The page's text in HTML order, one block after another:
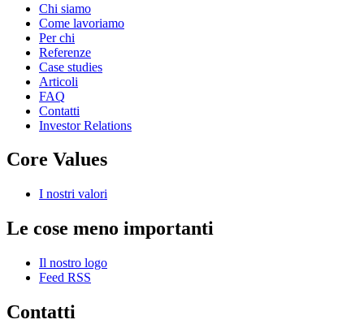
Chi siamo
Come lavoriamo
Per chi
Referenze
Case studies
Articoli
FAQ
Contatti
Investor Relations
Core Values
I nostri valori
Le cose meno importanti
Il nostro logo
Feed RSS
Contatti